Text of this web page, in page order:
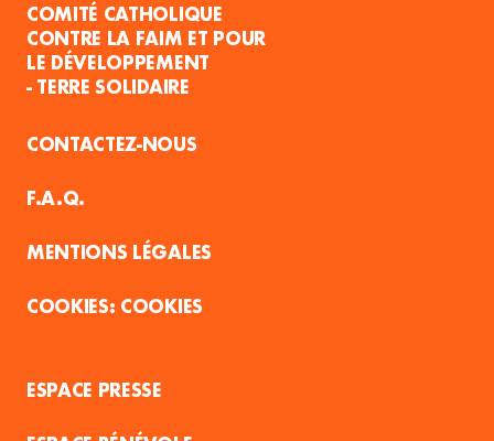
COMITÉ CATHOLIQUE
CONTRE LA FAIM ET POUR
LE DÉVELOPPEMENT
- TERRE SOLIDAIRE
CONTACTEZ-NOUS
F.A.Q.
MENTIONS LÉGALES
COOKIES
ESPACE PRESSE